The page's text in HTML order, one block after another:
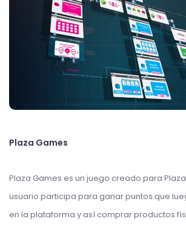
Plaza Games
Plaza Games es un juego creado para
usuario participa para ganar puntos que
en la plataforma y así comprar productos